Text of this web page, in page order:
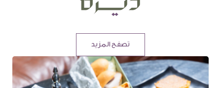
تصفح المزيد